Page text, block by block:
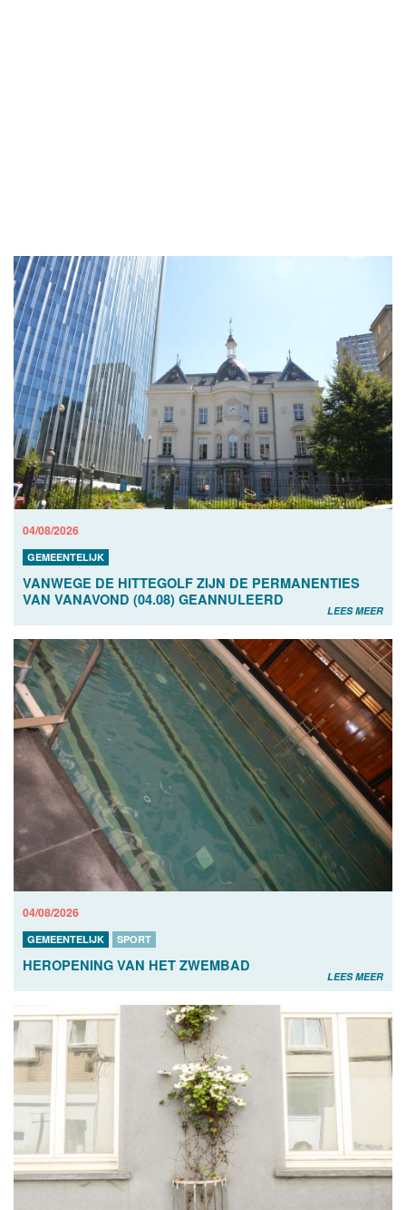
04/08/2026
GEMEENTELIJK
VANWEGE DE HITTEGOLF ZIJN DE PERMANENTIES
VAN VANAVOND (04.08) GEANNULEERD
LEES MEER
04/08/2026
GEMEENTELIJK SPORT
HEROPENING VAN HET ZWEMBAD
LEES MEER